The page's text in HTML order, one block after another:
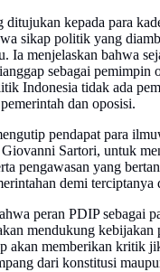
ditujukan kepada para
sikap politik yang
Ia menjelaskan bahwa
sebagai pemimpin
Indonesia tidak ada
dan oposisi.
pendapat para
Sartori, untuk
pengawasan yang
demi terciptanya
peran PDIP sebagai
mendukung kebijakan
akan memberikan kritik
dari konstitusi